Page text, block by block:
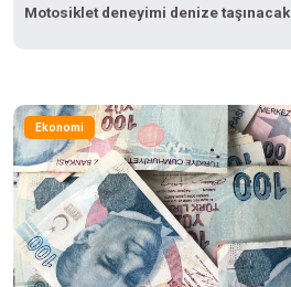
Motosiklet deneyimi denize taşınacak
Ekonomi